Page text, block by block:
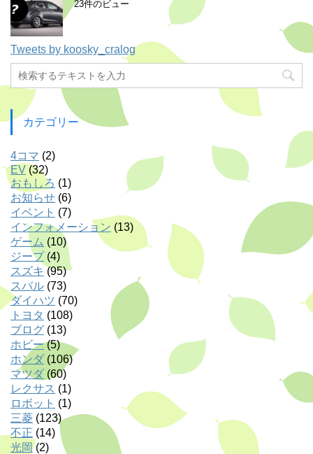
23件のビュー
Tweets by koosky_cralog
カテゴリー
4コマ (2)
EV (32)
おもしろ (1)
お知らせ (6)
イベント (7)
インフォメーション (13)
ゲーム (10)
ジープ(4)
スズキ (95)
スバル (73)
ダイハツ (70)
トヨタ (108)
ブログ (13)
ホビー(5)
ホンダ (106)
マツダ (60)
レクサス (1)
ロボット (1)
三菱 (123)
不正 (14)
光岡(2)